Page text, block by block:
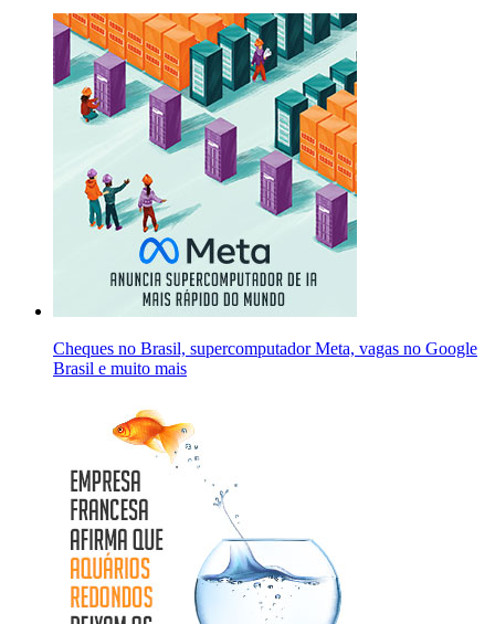
Cheques no Brasil, supercomputador Meta, vagas no Google
Brasil e muito mais